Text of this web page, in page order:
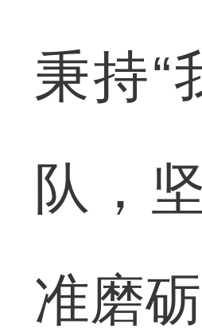
秉持“
队，
准磨